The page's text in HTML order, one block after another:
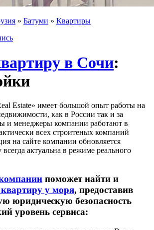
» Батуми » Квартиры
в Сочи:
Estate» имеет большой опыт работы на
как в России так и за
и менеджеры компании работают в
всех строитеных компаний
на сайте компании обновляется
актуальна в режиме реального
поможет найти и
у моря, предоставив
юридическую безопасность
уровень сервиса: